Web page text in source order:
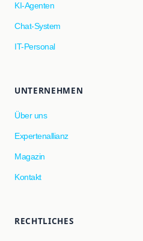
KI-Agenten
Chat-System
IT-Personal
UNTERNEHMEN
Über uns
Expertenallianz
Magazin
Kontakt
RECHTLICHES